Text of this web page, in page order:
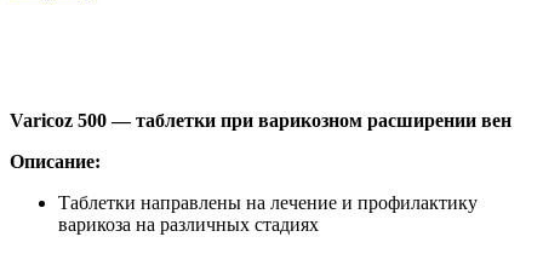
Varicoz 500 — таблетки при варикозном расширении вен
Описание:
Таблетки направлены на лечение и профилактику
варикоза на различных стадиях